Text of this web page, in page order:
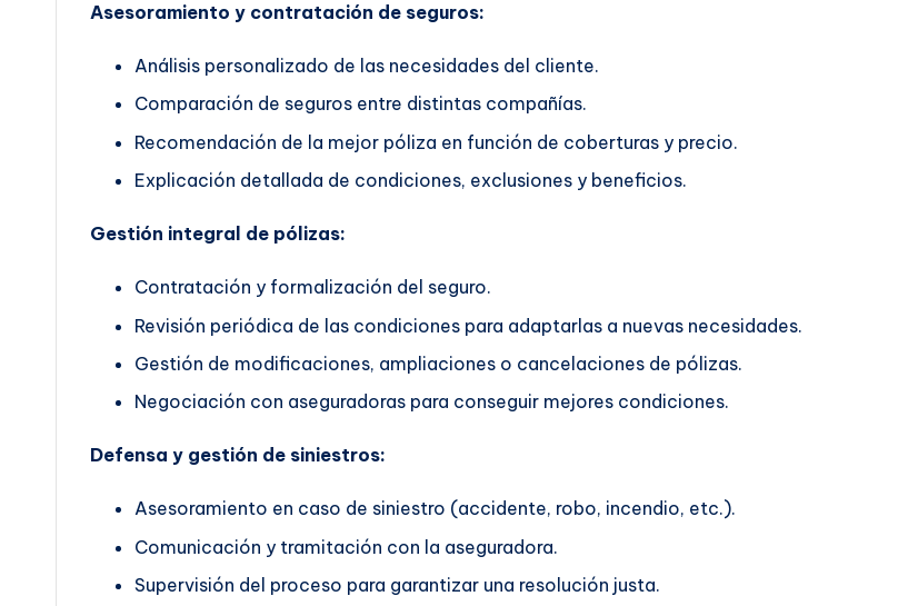
Asesoramiento y contratación de seguros:
Análisis personalizado de las necesidades del cliente.
Comparación de seguros entre distintas compañías.
Recomendación de la mejor póliza en función de coberturas y precio.
Explicación detallada de condiciones, exclusiones y beneficios.
Gestión integral de pólizas:
Contratación y formalización del seguro.
Revisión periódica de las condiciones para adaptarlas a nuevas necesidades.
Gestión de modificaciones, ampliaciones o cancelaciones de pólizas.
Negociación con aseguradoras para conseguir mejores condiciones.
Defensa y gestión de siniestros:
Asesoramiento en caso de siniestro (accidente, robo, incendio, etc.).
Comunicación y tramitación con la aseguradora.
Supervisión del proceso para garantizar una resolución justa.